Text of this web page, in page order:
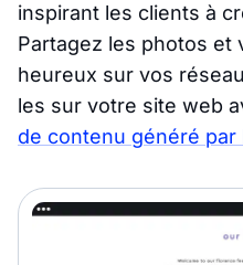
inspirant les clients à
Partagez les photos et
heureux sur vos
les sur votre site web
de contenu généré par